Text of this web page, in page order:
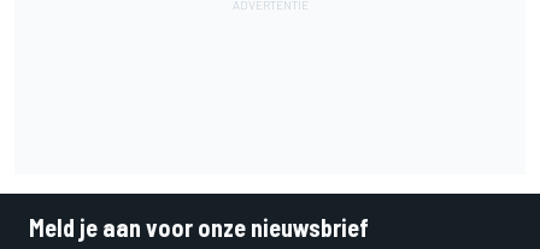
Meld je aan voor onze nieuwsbrief